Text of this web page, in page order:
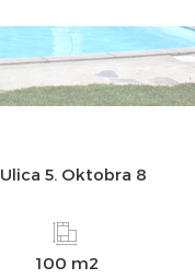
Ulica 5. Oktobra 8
100 m2